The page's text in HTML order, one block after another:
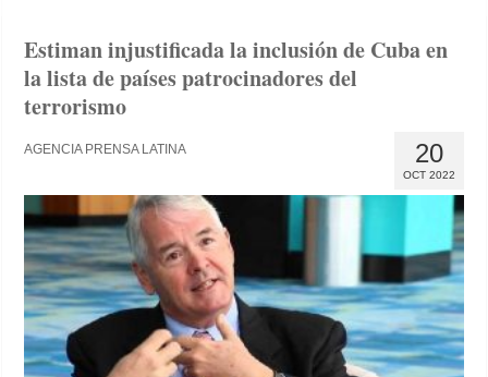
Estiman injustificada la inclusión de Cuba en
la lista de países patrocinadores del
terrorismo
20
OCT 2022
AGENCIA PRENSA LATINA